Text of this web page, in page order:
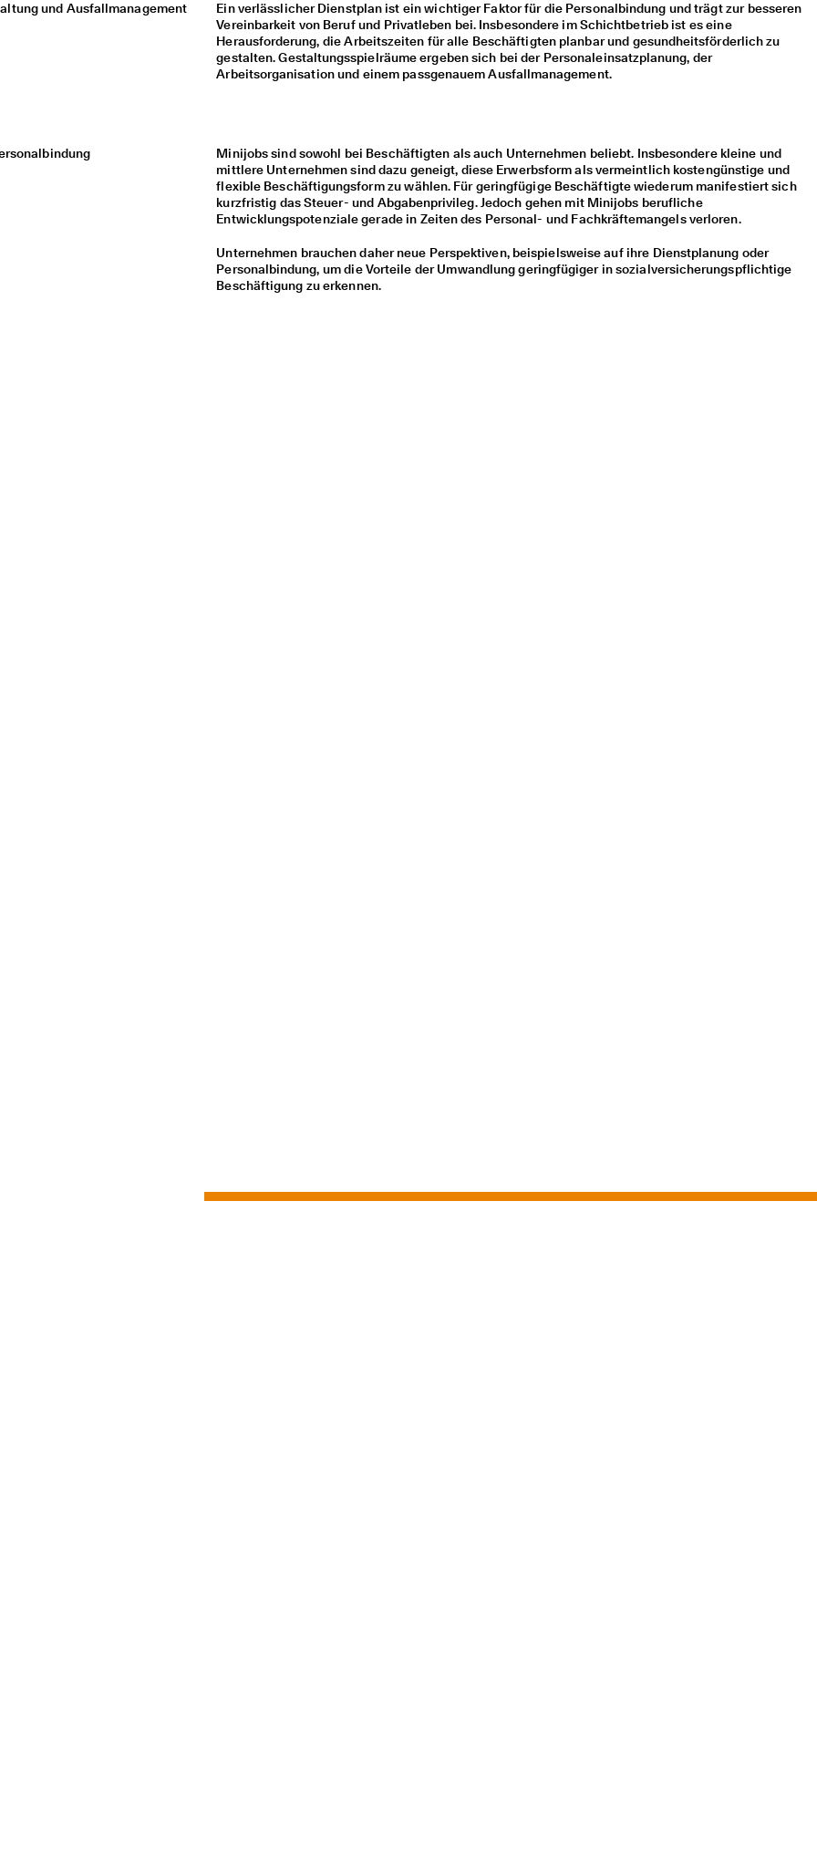
und Ausfallmanagement
Ein verlässlicher Dienstplan ist ein wichtiger Faktor für die Personalbindung und trägt zur besseren
Vereinbarkeit von Beruf und Privatleben bei. Insbesondere im Schichtbetrieb ist es eine
Herausforderung, die Arbeitszeiten für alle Beschäftigten planbar und gesundheitsförderlich zu
gestalten. Gestaltungsspielräume ergeben sich bei der Personaleinsatzplanung, der
Arbeitsorganisation und einem passgenauem Ausfallmanagement.
Minijobs sind sowohl bei Beschäftigten als auch Unternehmen beliebt. Insbesondere kleine und
mittlere Unternehmen sind dazu geneigt, diese Erwerbsform als vermeintlich kostengünstige und
flexible Beschäftigungsform zu wählen. Für geringfügige Beschäftigte wiederum manifestiert sich
kurzfristig das Steuer- und Abgabenprivileg. Jedoch gehen mit Minijobs berufliche
Entwicklungspotenziale gerade in Zeiten des Personal- und Fachkräftemangels verloren.
Unternehmen brauchen daher neue Perspektiven, beispielsweise auf ihre Dienstplanung oder
Personalbindung, um die Vorteile der Umwandlung geringfügiger in sozialversicherungspflichtige
Beschäftigung zu erkennen.